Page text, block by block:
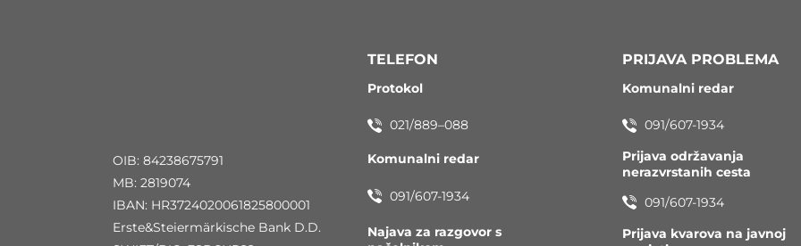
OIB: 84238675791
MB: 2819074
IBAN: HR3724020061825800001
Erste&Steiermärkische Bank D.D.
TELEFON
Protokol
021/889–088
Komunalni redar
091/607-1934
Najava za razgovor s
PRIJAVA PROBLEMA
Komunalni redar
091/607-1934
Prijava održavanja
nerazvrstanih cesta
091/607-1934
Prijava kvarova na javnoj